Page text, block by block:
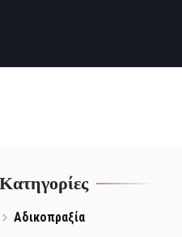
Kατηγορίες
Αδικοπραξία